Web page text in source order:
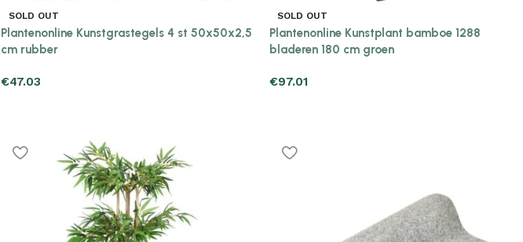
SOLD OUT
Plantenonline Kunstgrastegels 4 st 50x50x2,5
cm rubber
€47.03
SOLD OUT
Plantenonline Kunstplant bamboe 1288
bladeren 180 cm groen
€97.01